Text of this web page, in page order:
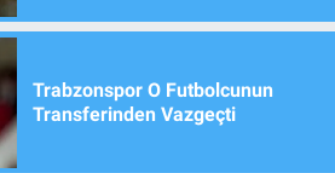
Trabzonspor O Futbolcunun
Transferinden Vazgeçti